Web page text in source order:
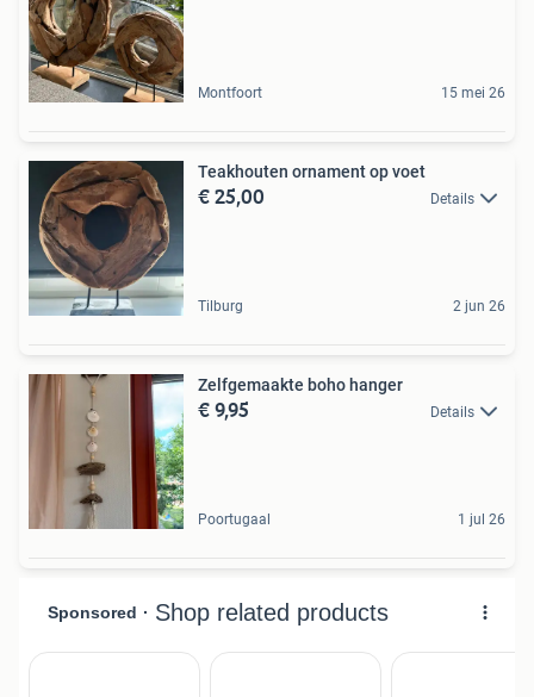
Montfoort 15 mei 26
Teakhouten ornament op voet
€ 25,00 Details
Tilburg 2 jun 26
Zelfgemaakte boho hanger
€ 9,95 Details
Poortugaal 1 jul 26